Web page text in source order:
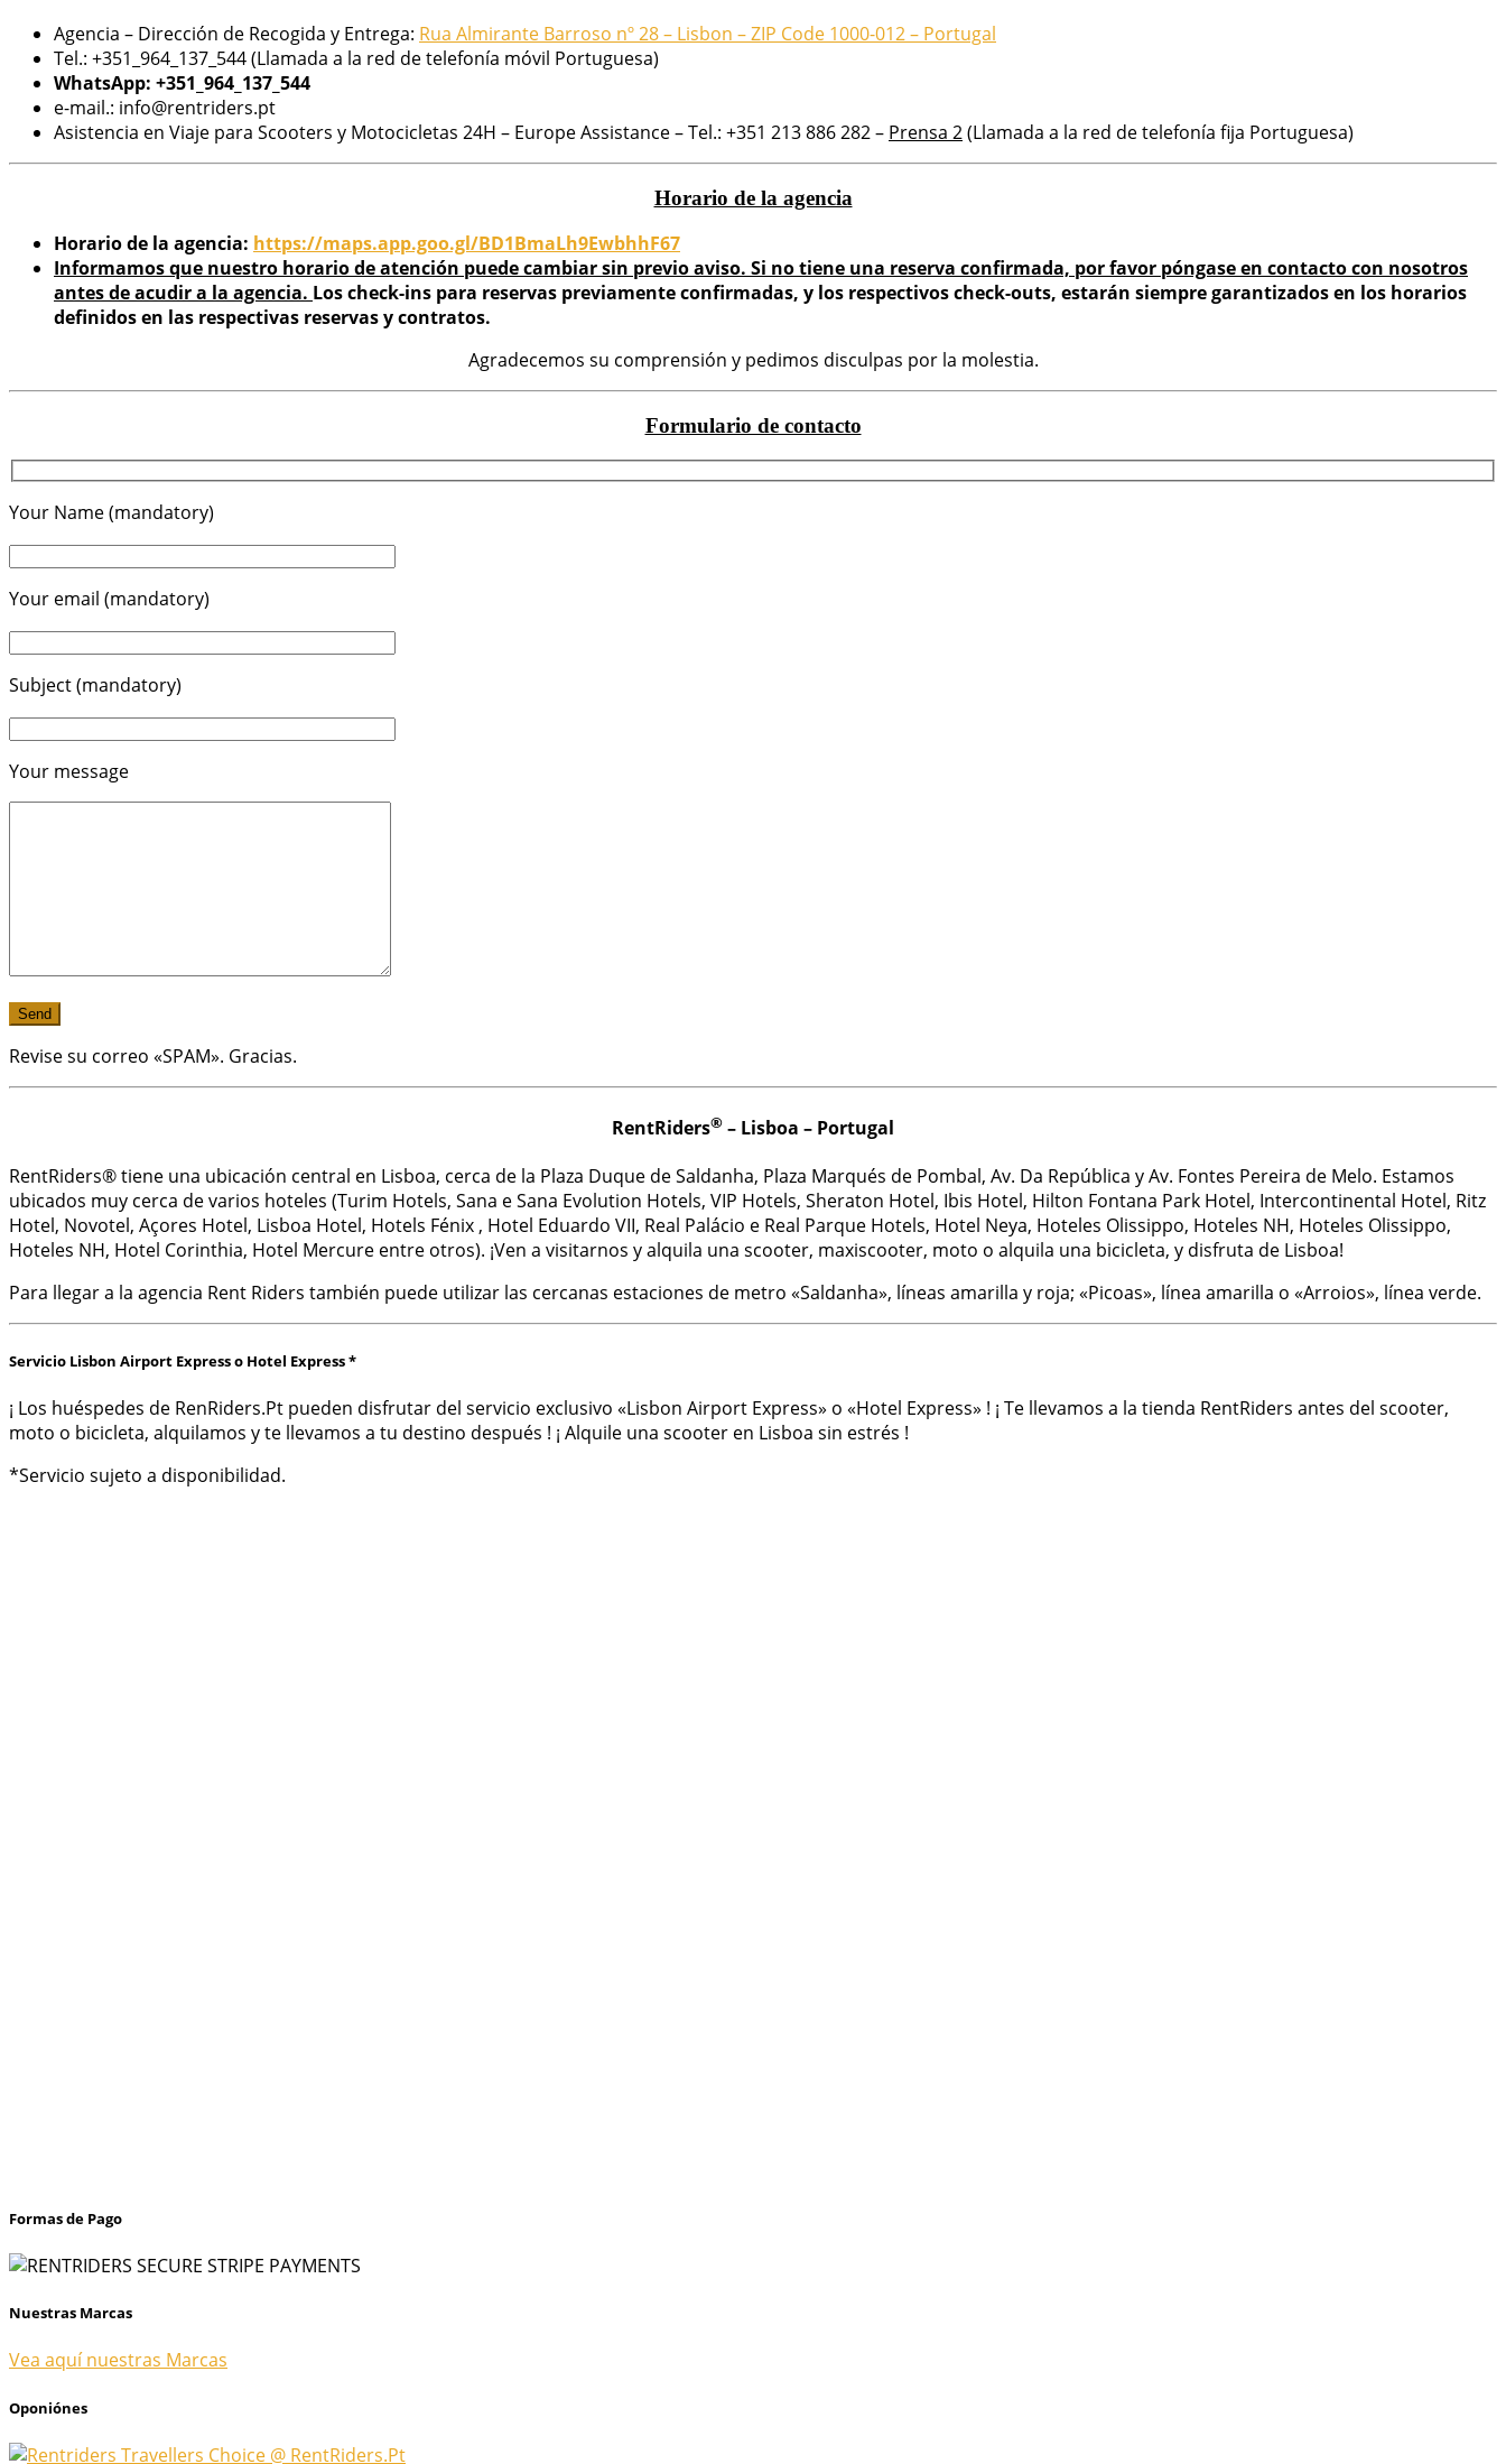
Agencia – Dirección de Recogida y Entrega: Rua Almirante Barroso nº 28 – Lisbon – ZIP Code 1000-012 – Portugal
Tel.: +351_964_137_544 (Llamada a la red de telefonía móvil Portuguesa)
WhatsApp: +351_964_137_544
e-mail.: info@rentriders.pt
Asistencia en Viaje para Scooters y Motocicletas 24H – Europe Assistance – Tel.: +351 213 886 282 – Prensa 2(Llamada a la red de telefonía fija Portuguesa)
Horario de la agencia
Horario de la agencia: https://maps.app.goo.gl/BD1BmaLh9EwbhhF67
Informamos que nuestro horario de atención puede cambiar sin previo aviso. Si no tiene una reserva confirmada, por favor póngase en contacto con nosotros
antes de acudir a la agencia. Los check-ins para reservas previamente confirmadas, y los respectivos check-outs, estarán siempre garantizados en los horarios
definidos en las respectivas reservas y contratos.
Agradecemos su comprensión y pedimos disculpas por la molestia.
Formulario de contacto
Your Name (mandatory)
Your email (mandatory)
Subject (mandatory)
Your message
Revise su correo «SPAM». Gracias.
RentRiders® – Lisboa – Portugal
RentRiders® tiene una ubicación central en Lisboa, cerca de la Plaza Duque de Saldanha, Plaza Marqués de Pombal, Av. Da República y Av. Fontes Pereira de Melo. Estamos
ubicados muy cerca de varios hoteles (Turim Hotels, Sana e Sana Evolution Hotels, VIP Hotels, Sheraton Hotel, Ibis Hotel, Hilton Fontana Park Hotel, Intercontinental Hotel, Ritz
Hotel, Novotel, Açores Hotel, Lisboa Hotel, Hotels Fénix , Hotel Eduardo VII, Real Palácio e Real Parque Hotels, Hotel Neya, Hoteles Olissippo, Hoteles NH, Hoteles Olissippo,
Hoteles NH, Hotel Corinthia, Hotel Mercure entre otros). ¡Ven a visitarnos y alquila una scooter, maxiscooter, moto o alquila una bicicleta, y disfruta de Lisboa!
Para llegar a la agencia Rent Riders también puede utilizar las cercanas estaciones de metro «Saldanha», líneas amarilla y roja; «Picoas», línea amarilla o «Arroios», línea verde.
Servicio Lisbon Airport Express o Hotel Express *
¡ Los huéspedes de RenRiders.Pt pueden disfrutar del servicio exclusivo «Lisbon Airport Express» o «Hotel Express» ! ¡ Te llevamos a la tienda RentRiders antes del scooter,
moto o bicicleta, alquilamos y te llevamos a tu destino después ! ¡ Alquile una scooter en Lisboa sin estrés !
*Servicio sujeto a disponibilidad.
Formas de Pago
Nuestras Marcas
Vea aquí nuestras Marcas
Oponiónes